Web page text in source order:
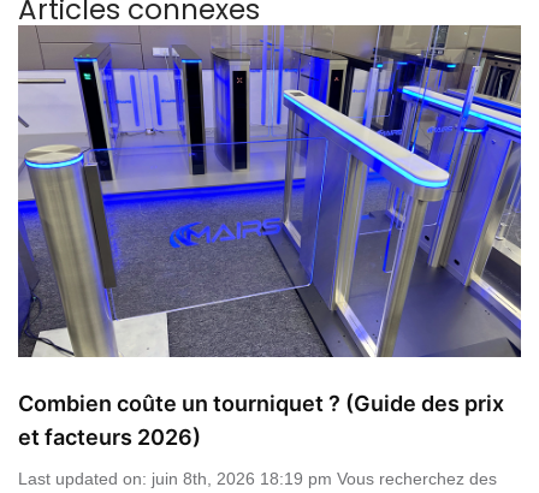
Articles connexes
Combien coûte un tourniquet ? (Guide des prix
et facteurs 2026)
Last updated on: juin 8th, 2026 18:19 pm Vous recherchez des